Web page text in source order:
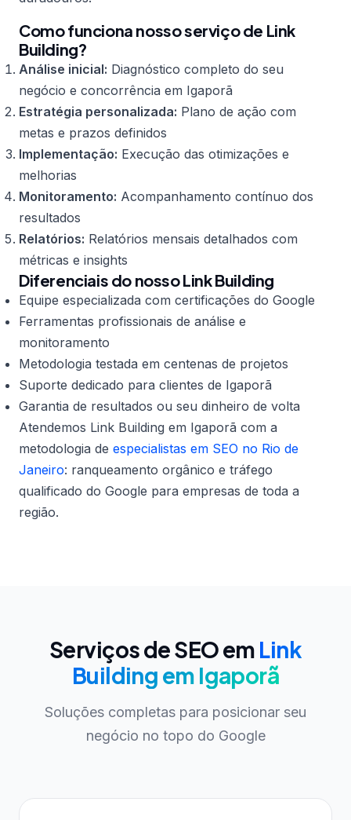
Como funciona nosso serviço de Link
Building?
Análise inicial: Diagnóstico completo do seu
negócio e concorrência em Igaporã
Estratégia personalizada: Plano de ação com
metas e prazos definidos
Implementação: Execução das otimizações e
melhorias
Monitoramento: Acompanhamento contínuo dos
resultados
Relatórios: Relatórios mensais detalhados com
métricas e insights
Diferenciais do nosso Link Building
Equipe especializada com certificações do Google
Ferramentas profissionais de análise e
monitoramento
Metodologia testada em centenas de projetos
Suporte dedicado para clientes de Igaporã
Garantia de resultados ou seu dinheiro de volta
Atendemos Link Building em Igaporã com a
metodologia de especialistas em SEO no Rio de
Janeiro: ranqueamento orgânico e tráfego
qualificado do Google para empresas de toda a
região.
Serviços de SEO em Link
Building em Igaporã
Soluções completas para posicionar seu
negócio no topo do Google